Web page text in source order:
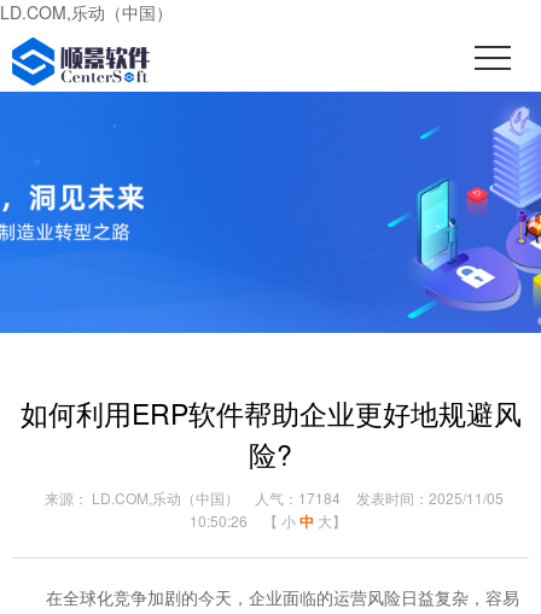
LD.COM,乐动（中国）
如何利用ERP软件帮助企业更好地规避风
险?
来源： LD.COM,乐动（中国） 人气：17184
发表时间：2025/11/05
10:50:26
【 小 中 大】
在全球化竞争加剧的今天，企业面临的运营风险日益复杂，容易